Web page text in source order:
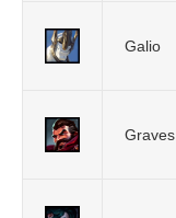
Galio
Graves